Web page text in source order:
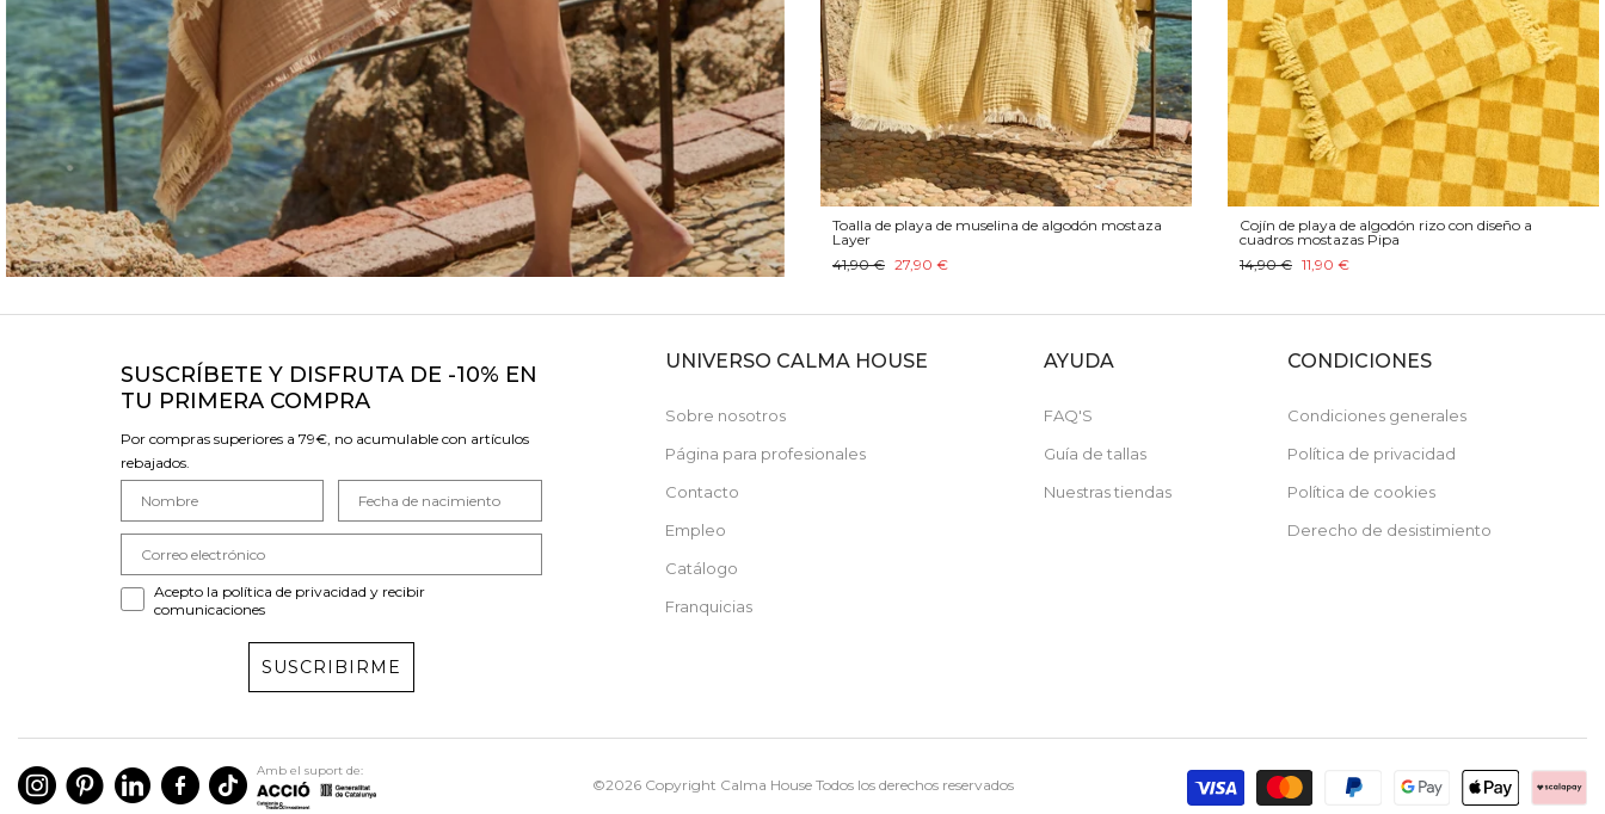
Toalla de playa de muselina de algodón mostaza
Layer
41,90 € 27,90 €
Cojín de playa de algodón rizo con diseño a
cuadros mostazas Pipa
14,90 € 11,90 €
SUSCRÍBETE Y DISFRUTA DE -10% EN
TU PRIMERA COMPRA
Por compras superiores a 79€, no acumulable con artículos
rebajados.
Acepto la política de privacidad y recibir
comunicaciones
SUSCRIBIRME
UNIVERSO CALMA HOUSE
Sobre nosotros
Página para profesionales
Contacto
Empleo
Catálogo
Franquicias
AYUDA
FAQ'S
Guía de tallas
Nuestras tiendas
CONDICIONES
Condiciones generales
Política de privacidad
Política de cookies
Derecho de desistimiento
Amb el suport de:
©2026 Copyright Calma House Todos los derechos reservados
Recibe un -10%
Acepto la política de privacidad y comunicaciones